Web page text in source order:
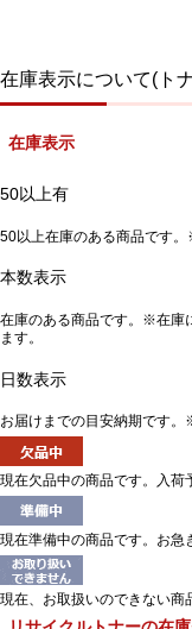
在庫表示について(ト
在庫表示
50以上有
50以上在庫のある商品です
本数表示
在庫のある商品です。※在庫
ます。
日数表示
お届けまでの目安納期です。
現在欠品中の商品です。入荷
現在準備中の商品です。お急
現在、お取扱いのできない商